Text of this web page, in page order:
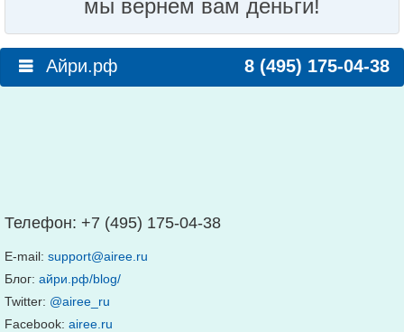
мы вернем вам деньги!
Айри.рф 8 (495) 175-04-38
Телефон: +7 (495) 175-04-38
E-mail: support@airee.ru
Блог: айри.рф/blog/
Twitter: @airee_ru
Facebook: airee.ru